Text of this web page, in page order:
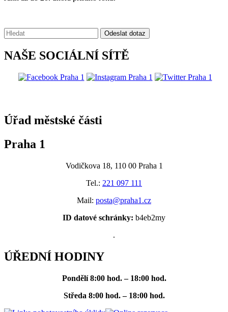
Vyhledávání: Odeslat dotaz
NAŠE SOCIÁLNÍ SÍTĚ
Úřad městské části
Praha 1
Vodičkova 18, 110 00 Praha 1
Tel.: 221 097 111
Mail: posta@praha1.cz
ID datové schránky: b4eb2my
.
ÚŘEDNÍ HODINY
Pondělí 8:00 hod. – 18:00 hod.
Středa 8:00 hod. – 18:00 hod.